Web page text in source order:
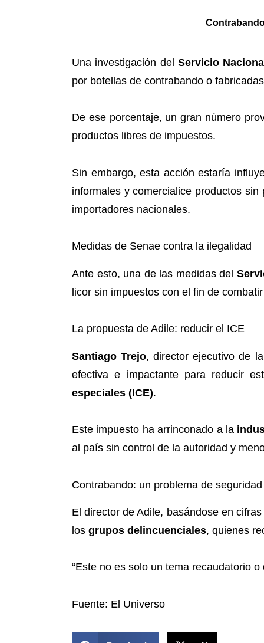
Una investigación del Servicio
por botellas de contrabando o
De ese porcentaje, un gran número
productos libres de impuestos.
Sin embargo, esta acción estaría
informales y comercialice productos
importadores nacionales.
Medidas de Senae contra la ilegalidad
Ante esto, una de las medidas del
licor sin impuestos con el fin de
La propuesta de Adile: reducir el ICE
Santiago Trejo, director ejecutivo de la
efectiva e impactante para reducir
especiales (ICE).
Este impuesto ha arrinconado a la
al país sin control de la autoridad y
Contrabando: un problema de
El director de Adile, basándose en
los grupos delincuenciales, quienes
“Este no es solo un tema recaudatorio
Fuente: El Universo